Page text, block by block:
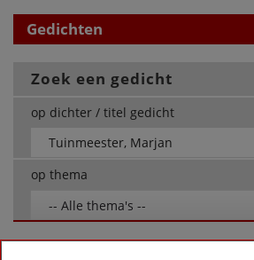
Gedichten
Zoek een gedicht
op dichter / titel gedicht
op thema
-- Alle thema's --